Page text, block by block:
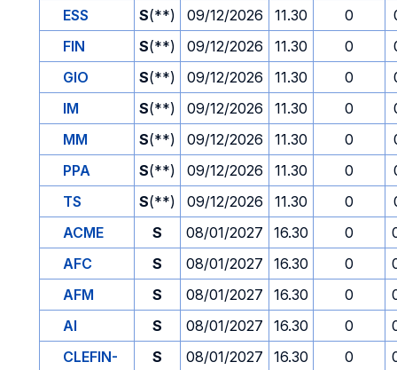
ESS
S(**) 09/12/2026 11.30 0
FIN
S(**) 09/12/2026 11.30 0
GIO
S(**) 09/12/2026 11.30 0
IM
S(**) 09/12/2026 11.30 0
MM
S(**) 09/12/2026 11.30 0
PPA
S(**) 09/12/2026 11.30 0
TS
S(**) 09/12/2026 11.30 0
ACME
S 08/01/2027 16.30 0
AFC
S 08/01/2027 16.30 0
AFM
S 08/01/2027 16.30 0
AI
S 08/01/2027 16.30 0
CLEFIN-
S 08/01/2027 16.30 0